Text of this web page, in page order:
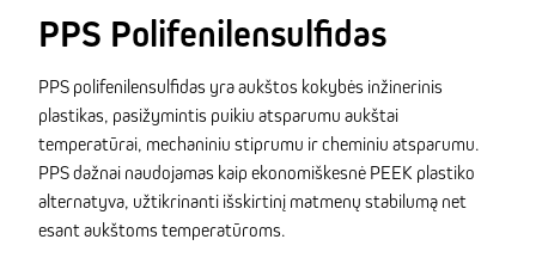
PPS Polifenilensulfidas
PPS polifenilensulfidas yra aukštos kokybės inžinerinis
plastikas, pasižymintis puikiu atsparumu aukštai
temperatūrai, mechaniniu stiprumu ir cheminiu atsparumu.
PPS dažnai naudojamas kaip ekonomiškesnė PEEK plastiko
alternatyva, užtikrinanti išskirtinį matmenų stabilumą net
esant aukštoms temperatūroms.